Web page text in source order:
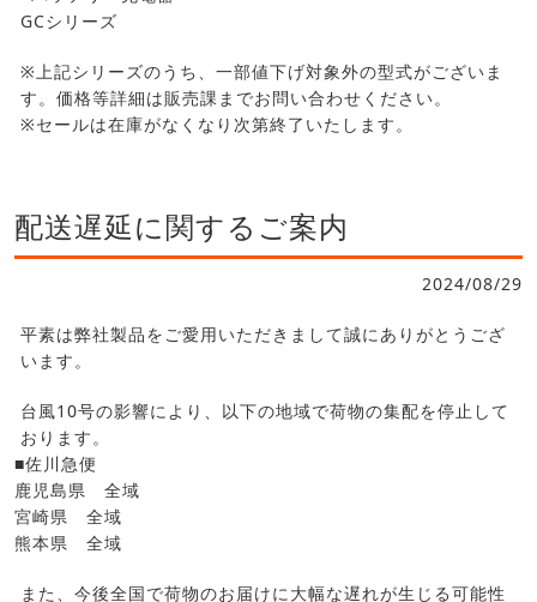
GCシリーズ
※上記シリーズのうち、一部値下げ対象外の型式がございま
す。価格等詳細は販売課までお問い合わせください。
※セールは在庫がなくなり次第終了いたします。
配送遅延に関するご案内
2024/08/29
平素は弊社製品をご愛用いただきまして誠にありがとうござ
います。
台風10号の影響により、以下の地域で荷物の集配を停止して
おります。
■佐川急便
鹿児島県 全域
宮崎県 全域
熊本県 全域
また、今後全国で荷物のお届けに大幅な遅れが生じる可能性